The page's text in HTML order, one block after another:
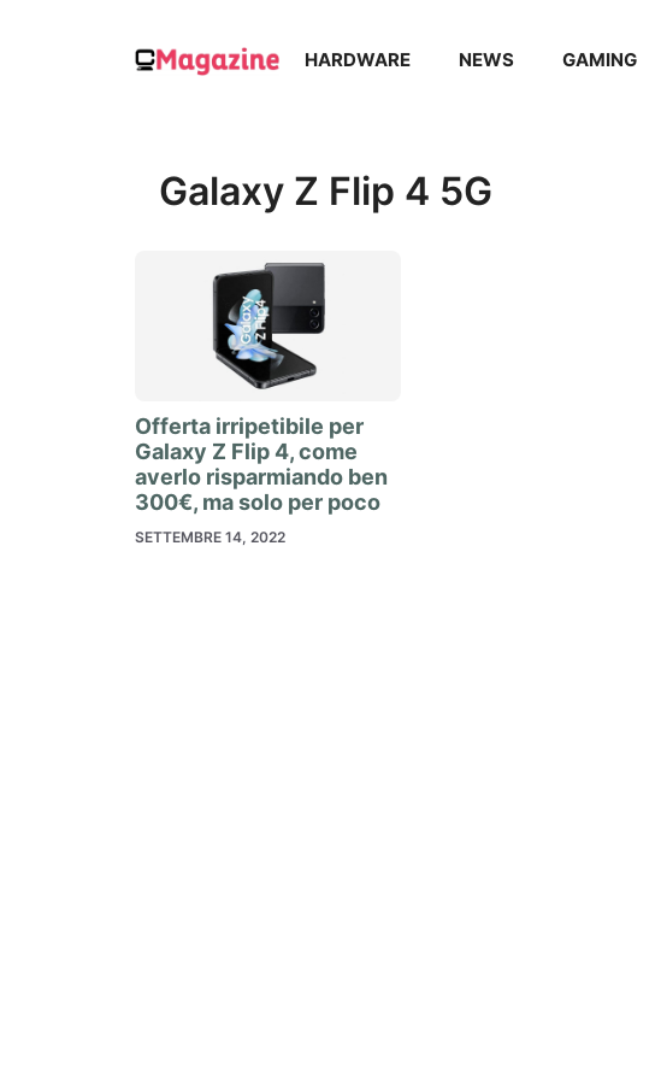
HARDWARE NEWS GAMING
Galaxy Z Flip 4 5G
Offerta irripetibile per
Galaxy Z Flip 4, come
averlo risparmiando ben
300€, ma solo per poco
SETTEMBRE 14, 2022